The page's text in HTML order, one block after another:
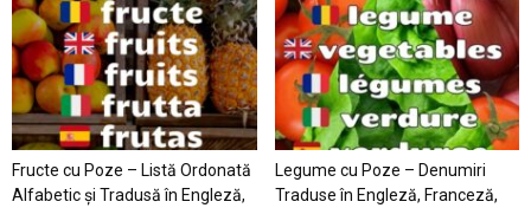
Fructe cu Poze – Listă Ordonată
Alfabetic şi Tradusă în Engleză,
Legume cu Poze – Denumiri
Traduse în Engleză, Franceză,